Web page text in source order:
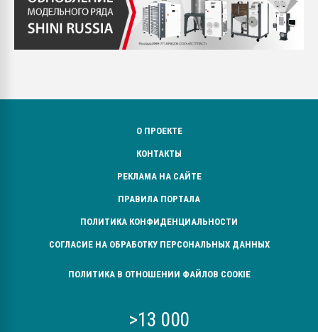
О ПРОЕКТЕ
КОНТАКТЫ
РЕКЛАМА НА САЙТЕ
ПРАВИЛА ПОРТАЛА
ПОЛИТИКА КОНФИДЕНЦИАЛЬНОСТИ
СОГЛАСИЕ НА ОБРАБОТКУ ПЕРСОНАЛЬНЫХ ДАННЫХ
ПОЛИТИКА В ОТНОШЕНИИ ФАЙЛОВ COOKIE
>13 000